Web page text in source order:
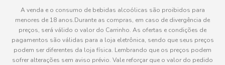
A venda e o consumo de bebidas alcoólicas são proibidos para
menores de 18 anos.Durante as compras, em caso de divergência de
preços, será válido o valor do Carrinho. As ofertas e condições de
pagamentos são válidas para a loja eletrônica, sendo que seus preços
podem ser diferentes da loja física. Lembrando que os preços podem
sofrer alterações sem aviso prévio. Vale reforçar que o valor do pedido